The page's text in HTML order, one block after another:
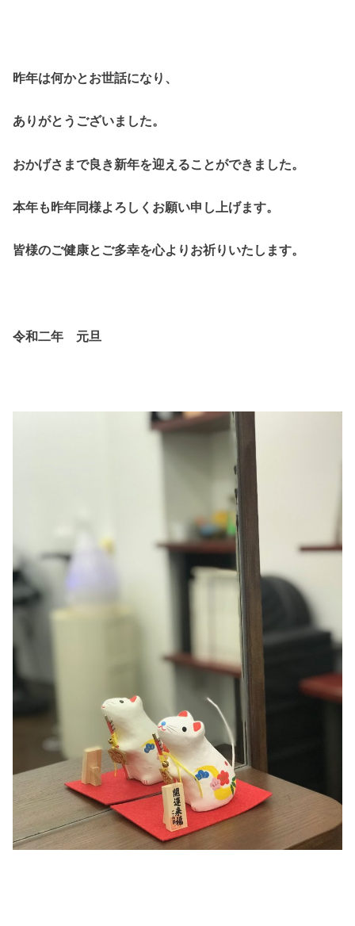
昨年は何かとお世話になり、
ありがとうございました。
おかげさまで良き新年を迎えることができました。
本年も昨年同様よろしくお願い申し上げます。
皆様のご健康とご多幸を心よりお祈りいたします。
令和二年 元旦